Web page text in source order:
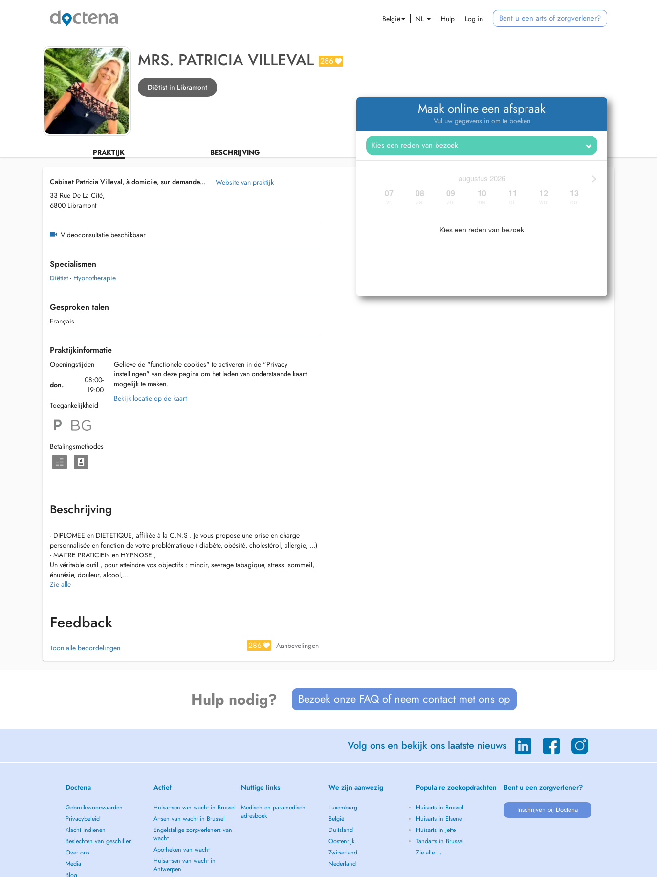
België NL Hulp Log in Bent u een arts of zorgverlener?
MRS. PATRICIA VILLEVAL 286
Diëtist in Libramont
PRAKTIJK BESCHRIJVING
Maak online een afspraak
Vul uw gegevens in om te boeken
>
augustus 2026
07 08 09 10 11 12 13
Kies een reden van bezoek
Cabinet Patricia Villeval, à domicile, sur demande...
33 Rue De La Cité,
6800 Libramont
Website van praktijk
Videoconsultatie beschikbaar
Specialismen
Diëtist - Hypnotherapie
Gesproken talen
Français
Praktijkinformatie
Openingstijden
don.
08:00-
19:00
Toegankelijkheid
Betalingsmethodes
Gelieve de "functionele cookies" te activeren in de "Privacy
instellingen" van deze pagina om het laden van onderstaande kaart
mogelijk te maken.
Bekijk locatie op de kaart
Beschrijving
- DIPLOMEE en DIETETIQUE, affiliée à la C.N.S . Je vous propose une prise en charge
personnalisée en fonction de votre problématique ( diabète, obésité, cholestérol, allergie, ...)
- MAITRE PRATICIEN en HYPNOSE ,
Un véritable outil , pour atteindre vos objectifs : mincir, sevrage tabagique, stress, sommeil,
énurésie, douleur, alcool,...
Zie alle
Feedback
Toon alle beoordelingen 286 Aanbevelingen
Hulp nodig? Bezoek onze FAQ of neem contact met ons op
Volg ons en bekijk ons laatste nieuws
Doctena
Gebruiksvoorwaarden
Privacybeleid
Klacht indienen
Beslechten van geschillen
Over ons
Media
Blog
Actief
Huisartsen van wacht in Brussel
Artsen van wacht in Brussel
Engelstalige zorgverleners van
wacht
Apotheken van wacht
Huisartsen van wacht in
Antwerpen
Nuttige links
Medisch en paramedisch
adresboek
We zijn aanwezig
Luxemburg
België
Duitsland
Oostenrijk
Zwitserland
Nederland
Populaire zoekopdrachten
Huisarts in Brussel
Huisarts in Elsene
Huisarts in Jette
Tandarts in Brussel
Zie alle →
Bent u een zorgverlener?
Inschrijven bij Doctena